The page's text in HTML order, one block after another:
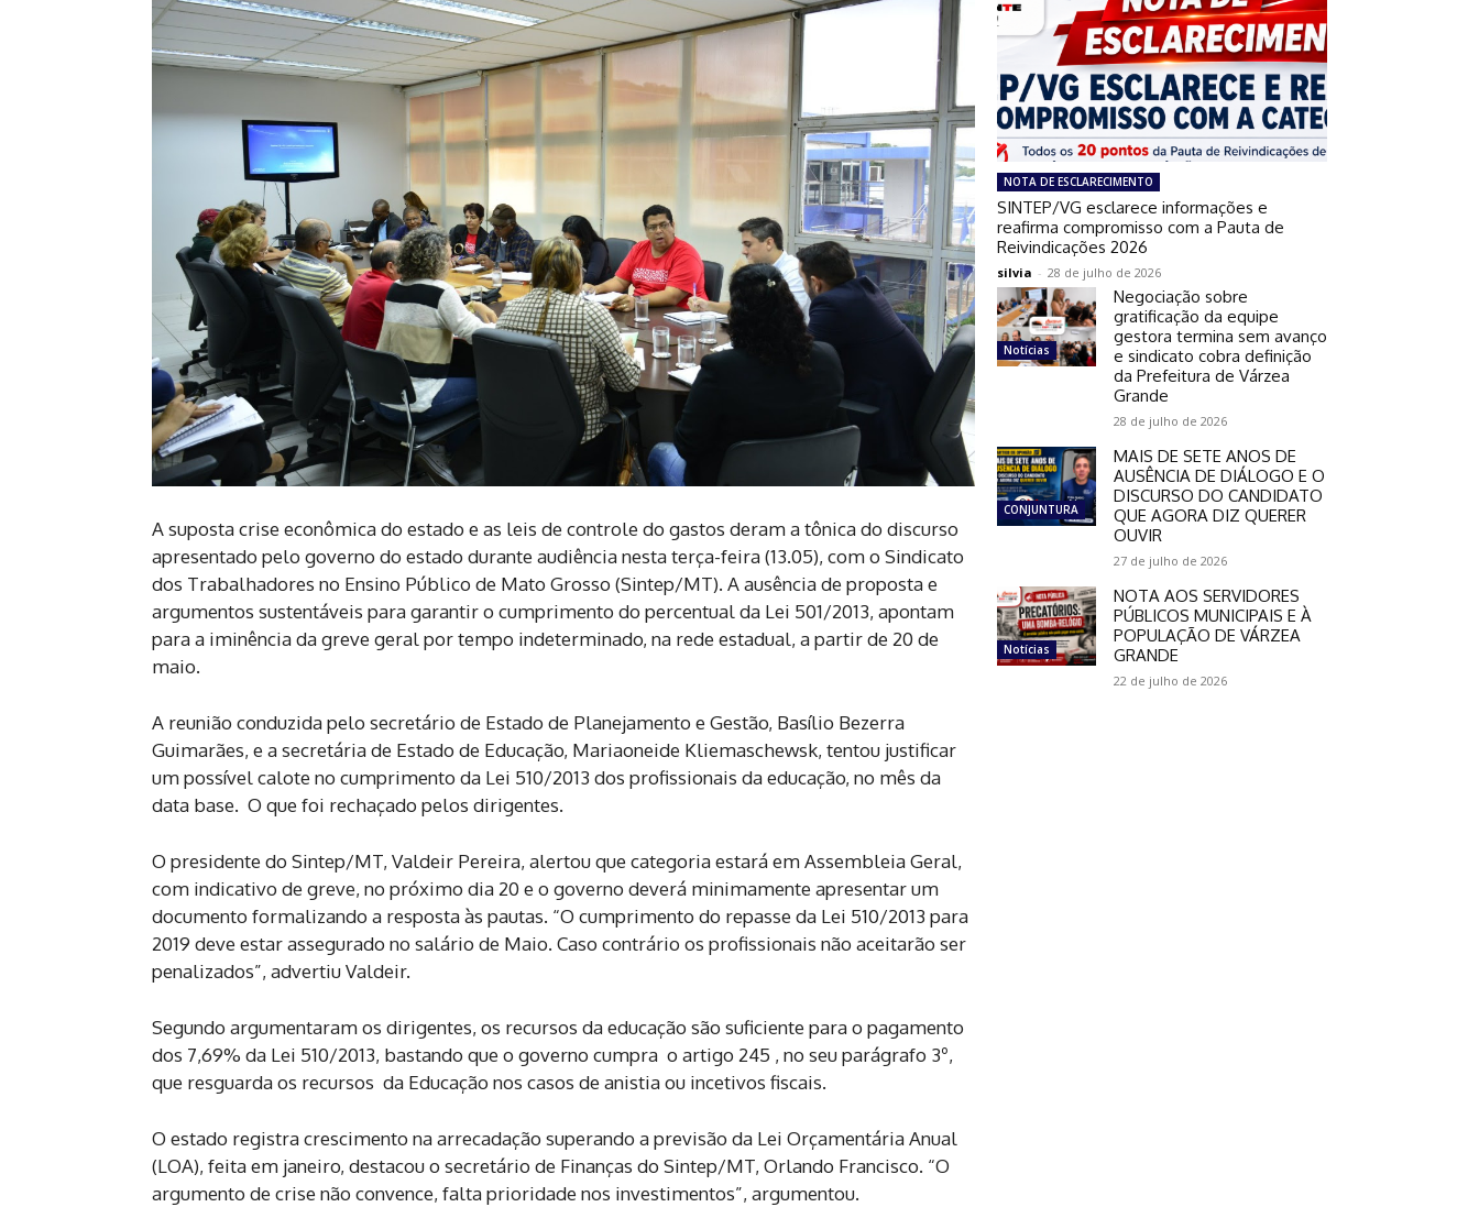
A suposta crise econômica do estado e as leis de controle do gastos deram a tônica do discurso
apresentado pelo governo do estado durante audiência nesta terça-feira (13.05), com o Sindicato
dos Trabalhadores no Ensino Público de Mato Grosso (Sintep/MT). A ausência de proposta e
argumentos sustentáveis para garantir o cumprimento do percentual da Lei 501/2013, apontam
para a iminência da greve geral por tempo indeterminado, na rede estadual, a partir de 20 de
maio.
A reunião conduzida pelo secretário de Estado de Planejamento e Gestão, Basílio Bezerra
Guimarães, e a secretária de Estado de Educação, Mariaoneide Kliemaschewsk, tentou justificar
um possível calote no cumprimento da Lei 510/2013 dos profissionais da educação, no mês da
data base. O que foi rechaçado pelos dirigentes.
O presidente do Sintep/MT, Valdeir Pereira, alertou que categoria estará em Assembleia Geral,
com indicativo de greve, no próximo dia 20 e o governo deverá minimamente apresentar um
documento formalizando a resposta às pautas. “O cumprimento do repasse da Lei 510/2013 para
2019 deve estar assegurado no salário de Maio. Caso contrário os profissionais não aceitarão ser
penalizados”, advertiu Valdeir.
Segundo argumentaram os dirigentes, os recursos da educação são suficiente para o pagamento
dos 7,69% da Lei 510/2013, bastando que o governo cumpra o artigo 245 , no seu parágrafo 3º,
que resguarda os recursos da Educação nos casos de anistia ou incetivos fiscais.
O estado registra crescimento na arrecadação superando a previsão da Lei Orçamentária Anual
(LOA), feita em janeiro, destacou o secretário de Finanças do Sintep/MT, Orlando Francisco. “O
argumento de crise não convence, falta prioridade nos investimentos”, argumentou.
NOTA DE ESCLARECIMENTO
SINTEP/VG esclarece informações e
reafirma compromisso com a Pauta de
Reivindicações 2026
silvia - 28 de julho de 2026
Notícias
Negociação sobre
gratificação da equipe
gestora termina sem avanço
e sindicato cobra definição
da Prefeitura de Várzea
Grande
28 de julho de 2026
CONJUNTURA
MAIS DE SETE ANOS DE
AUSÊNCIA DE DIÁLOGO E O
DISCURSO DO CANDIDATO
QUE AGORA DIZ QUERER
OUVIR
27 de julho de 2026
Notícias
NOTA AOS SERVIDORES
PÚBLICOS MUNICIPAIS E À
POPULAÇÃO DE VÁRZEA
GRANDE
22 de julho de 2026